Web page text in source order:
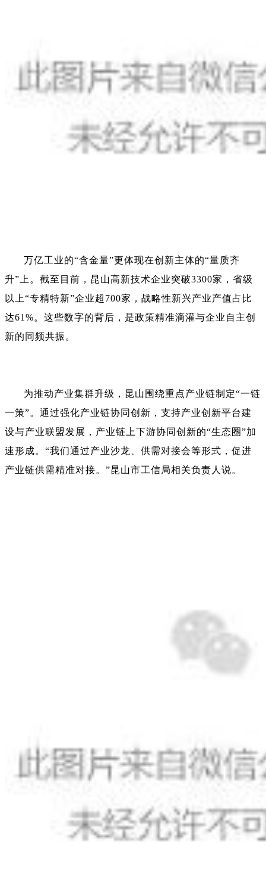
万亿工业的“含金量”更体现在创新主体的“量质齐
升”上。截至目前，昆山高新技术企业突破3300家， 省级
以上“专精特新”企业超700家 ，战略性新兴产业产值占比
达61%。这些数字的背后，是政策精准滴灌与企业自主创
新的同频共振。
为推动产业集群升级，昆山围绕重点产业链制定“一链
一策”。通过强化产业链协同创新，支持产业创新平台建
设与产业联盟发展，产业链上下游协同创新的“生态圈”加
速形成。“我们通过产业沙龙、供需对接会等形式，促进
产业链供需精准对接。”昆山市工信局相关负责人说。